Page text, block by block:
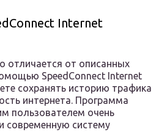
Internet
отличается от описанных
SpeedConnect Internet
сохранять историю трафика
интернета. Программа
пользователем очень
современную систему